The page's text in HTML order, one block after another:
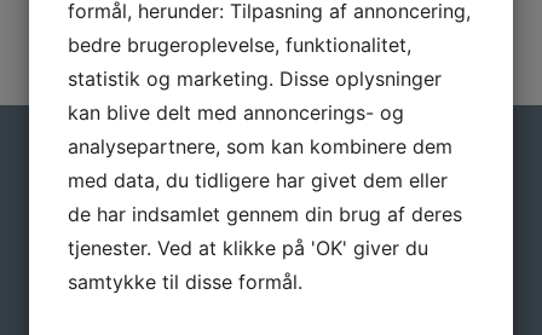
Gå ikke glip af gode tilbud
Tilmeld dig vores nyhedsbrev, hvis du vil have
nyheder og gode tilbud direkte i din indbakke.
formål, herunder: Tilpasning af annoncering,
bedre brugeroplevelse, funktionalitet,
statistik og marketing. Disse oplysninger
kan blive delt med annoncerings- og
analysepartnere, som kan kombinere dem
med data, du tidligere har givet dem eller
de har indsamlet gennem din brug af deres
tjenester. Ved at klikke på 'OK' giver du
samtykke til disse formål.